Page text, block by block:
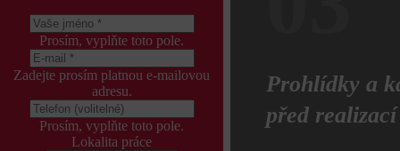
Prosím, vyplňte toto pole.
Zadejte prosím platnou e-mailovou
adresu.
Prosím, vyplňte toto pole.
Lokalita práce
Prohlídky a
před realizací